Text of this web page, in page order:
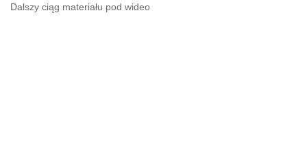
Dalszy ciąg materiału pod wideo